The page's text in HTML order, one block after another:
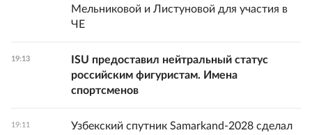
Мельниковой и Листуновой для участия в
ЧЕ
19:13
ISU предоставил нейтральный статус
российским фигуристам. Имена
спортсменов
19:11
Узбекский спутник Samarkand-2028 сделал